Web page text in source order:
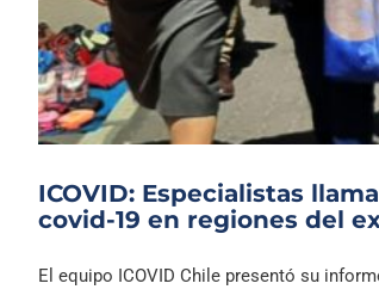
ICOVID: Especialistas
covid-19 en regiones del
El equipo ICOVID Chile presentó su